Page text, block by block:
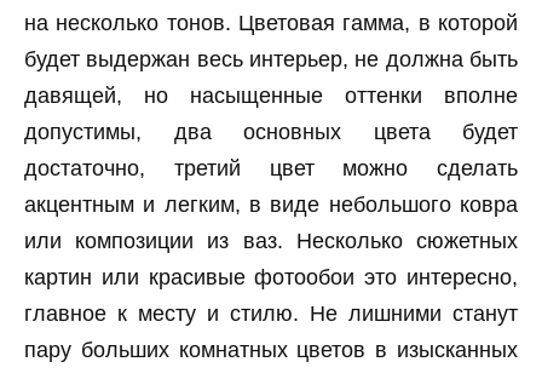
на несколько тонов. Цветовая гамма, в которой
будет выдержан весь интерьер, не должна быть
давящей, но насыщенные оттенки вполне
допустимы, два основных цвета будет
достаточно, третий цвет можно сделать
акцентным и легким, в виде небольшого ковра
или композиции из ваз. Несколько сюжетных
картин или красивые фотообои это интересно,
главное к месту и стилю. Не лишними станут
пару больших комнатных цветов в изысканных